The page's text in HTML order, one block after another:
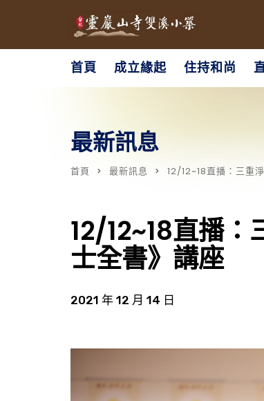
首頁 成立緣起 住持和尚
最新訊息
首頁 最新訊息 12/12~18直播：三重
12/12~18直播
士全書》講座
2021 年 12 月 14 日